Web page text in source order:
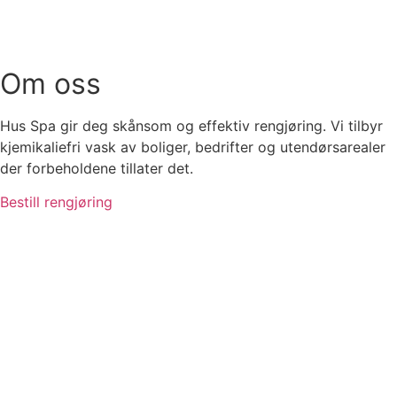
Om oss
Hus Spa gir deg skånsom og effektiv rengjøring. Vi tilbyr
kjemikaliefri vask av boliger, bedrifter og utendørsarealer
der forbeholdene tillater det.
Bestill rengjøring